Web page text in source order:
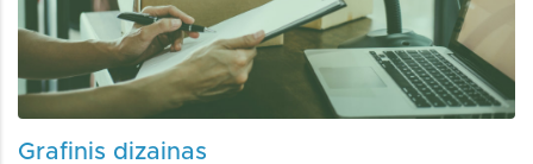
Grafinis dizainas